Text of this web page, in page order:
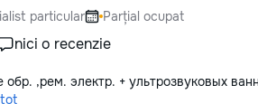
particular Parțial ocupat
nici o recenzie
,рем. электр. + ультрозвуковых